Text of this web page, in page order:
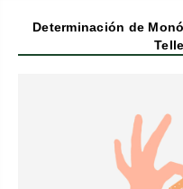
Determinación de